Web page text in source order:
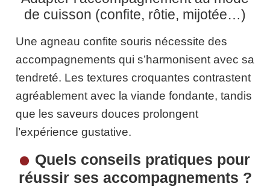
de cuisson (confite, rôtie, mijotée…)
Une agneau confite souris nécessite des
accompagnements qui s’harmonisent avec sa
tendreté. Les textures croquantes contrastent
agréablement avec la viande fondante, tandis
que les saveurs douces prolongent
l’expérience gustative.
Quels conseils pratiques pour
réussir ses accompagnements ?